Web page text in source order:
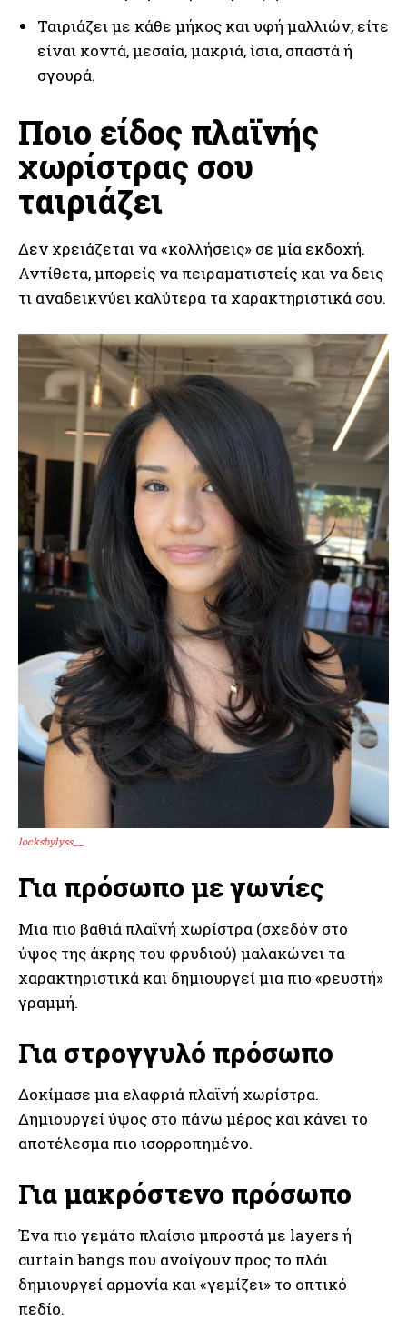
Ταιριάζει με κάθε μήκος και υφή μαλλιών, είτε
είναι κοντά, μεσαία, μακριά, ίσια, σπαστά ή
σγουρά.
Ποιο είδος πλαϊνής
χωρίστρας σου
ταιριάζει
Δεν χρειάζεται να «κολλήσεις» σε μία εκδοχή.
Αντίθετα, μπορείς να πειραματιστείς και να δεις
τι αναδεικνύει καλύτερα τα χαρακτηριστικά σου.
locksbylyss__
Για πρόσωπο με γωνίες
Μια πιο βαθιά πλαϊνή χωρίστρα (σχεδόν στο
ύψος της άκρης του φρυδιού) μαλακώνει τα
χαρακτηριστικά και δημιουργεί μια πιο «ρευστή»
γραμμή.
Για στρογγυλό πρόσωπο
Δοκίμασε μια ελαφριά πλαϊνή χωρίστρα.
Δημιουργεί ύψος στο πάνω μέρος και κάνει το
αποτέλεσμα πιο ισορροπημένο.
Για μακρόστενο πρόσωπο
Ένα πιο γεμάτο πλαίσιο μπροστά με layers ή
curtain bangs που ανοίγουν προς το πλάι
δημιουργεί αρμονία και «γεμίζει» το οπτικό
πεδίο.